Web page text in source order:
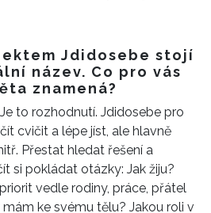
Jdidosebe stojí
název. Co pro vás
znamená?
to rozhodnutí. Jdidosebe pro
cvičit a lépe jíst, ale hlavně
Přestat hledat řešení a
si pokládat otázky: Jak žiju?
vedle rodiny, práce, přátel
ke svému tělu? Jakou roli v